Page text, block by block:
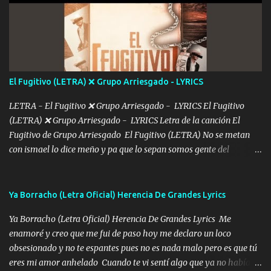
estár Pasarán... Solito me dejaras Intentar... Solo un beso y tú te vas
De mi vida... Cómo tú no hay nadie más No hay nadie
más Si te sientes sola no me llames porfa Me pongo sencible e
imagino tu sombra Clase azul es el tequila e interior la ropa Clip
cap la champagne el polvo es color rosa Me contacto un ángel eres
tú mi hermosa La que me alegra los días y sigo tomando Y
pensar... Que tú ya no vas a estar Pasarán... Solito me dejaras
Intentar... ...
El Fugitivo (LETRA) ❌ Grupo Arriesgado - LYRICS
LETRA - El Fugitivo ❌ Grupo Arriesgado - LYRICS El Fugitivo
(LETRA) ❌ Grupo Arriesgado - LYRICS Letra de la canción El
Fugitivo de Grupo Arriesgado El Fugitivo (LETRA) No se metan
con ismael lo dice meño y pa que lo sepan somos gente del
grande traemos la bandera 04 se oye por los radios y bien
ofrece también peleam'os bien atentó el compa huicho la corta al
cinto y radios colgados cuando salimos del rancho carros
blindándos y bien equipados no somos gente de problemas pero
defendemos muy bien nuestra tierra buena sombra nos cobija y el
Ya Borracho (Letra Oficial) Herencia De Grandes Lyrics
Ya Borracho (Letra Oficial) Herencia De Grandes Lyrics Me
enamoré y creo que me fui de paso hoy me declaro un loco
obsesionado y no te espantes pues no es nada malo pero es que tú
eres mi amor anhelado Cuando te vi sentí algo que ya no había